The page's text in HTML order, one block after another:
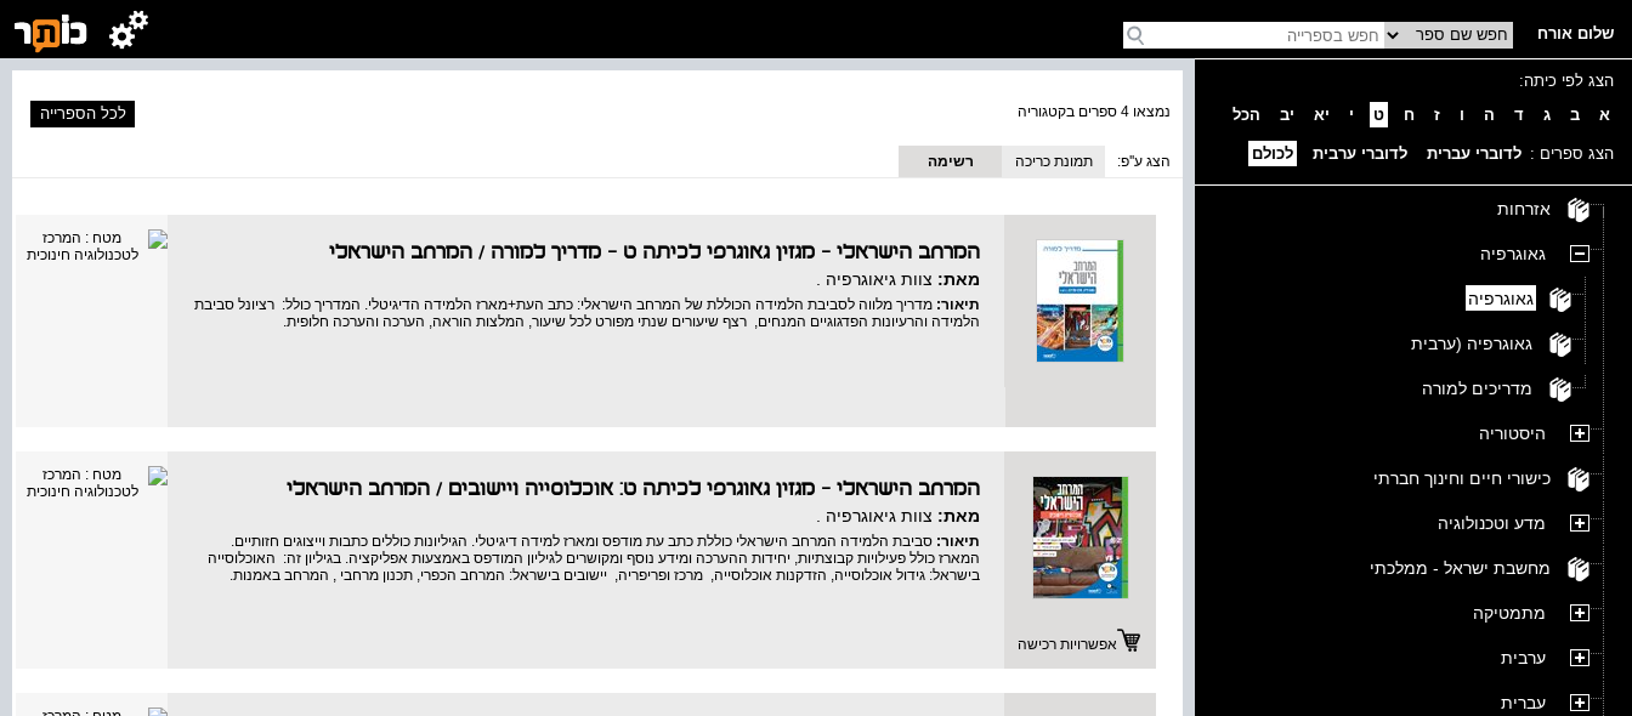
שלום אורח
הצג לפי כיתה:
א
ב ג ד ה ו ז ח ט י יא יב הכל
הצג ספרים : לדוברי עברית לדוברי ערבית לכולם
אזרחות
גאוגרפיה
גאוגרפיה
גאוגרפיה (ערבית
מדריכים למורה
היסטוריה
כישורי חיים וחינוך חברתי
מדע וטכנולוגיה
מחשבת ישראל - ממלכתי
מתמטיקה
ערבית
עברית
נמצאו 4 ספרים בקטגוריה לכל הספרייה
הצג ע''פ: תמונת כריכה רשימה
המרחב הישראלי – מגזין גאוגרפי לכיתה ט - מדריך למורה / המרחב הישראלי
מאת: צוות גיאוגרפיה .
תיאור: מדריך מלווה לסביבת הלמידה הכוללת של המרחב הישראלי: כתב העת+מארז הלמידה הדיגיטלי. המדריך כולל: רציונל סביבת
הלמידה והרעיונות הפדגוגיים המנחים, רצף שיעורים שנתי מפורט לכל שיעור, המלצות הוראה, הערכה והערכה חלופית.
אפשרויות רכישה
המרחב הישראלי – מגזין גאוגרפי לכיתה ט: אוכלוסייה ויישובים / המרחב הישראלי
מאת: צוות גיאוגרפיה .
תיאור: סביבת הלמידה המרחב הישראלי כוללת כתב עת מודפס ומארז למידה דיגיטלי. הגיליונות כוללים כתבות וייצוגים חזותיים.
המארז כולל פעילויות קבוצתיות, יחידות ההערכה ומידע נוסף ומקושרים לגיליון המודפס באמצעות אפליקציה. בגיליון זה: האוכלוסייה
בישראל: גידול אוכלוסייה, הזדקנות אוכלוסייה, מרכז ופריפריה, יישובים בישראל: המרחב הכפרי, תכנון מרחבי , המרחב באמנות.